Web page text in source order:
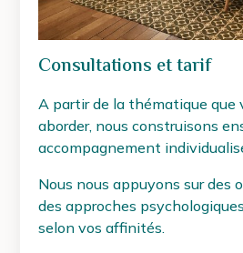
Consultations et tarif
A partir de la thématique que
aborder, nous construisons
accompagnement
Nous nous appuyons sur des
des approches
selon vos affinités.